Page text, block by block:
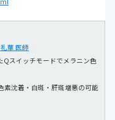
華 医師
Qスイッチモードでメラニン色
素沈着・白斑・肝斑増悪の可能